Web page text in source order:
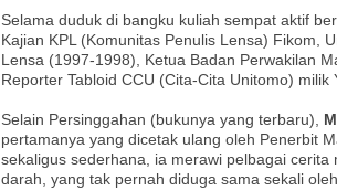
Selama duduk di bangku kuliah sempat aktif
Kajian KPL (Komunitas Penulis Lensa) Fikom,
Lensa (1997-1998), Ketua Badan Perwakilan
Reporter Tabloid CCU (Cita-Cita Unitomo) milik
Selain Persinggahan (bukunya yang terbaru),
pertamanya yang dicetak ulang oleh Penerbit
sekaligus sederhana, ia merawi pelbagai
darah, yang tak pernah diduga sama sekali